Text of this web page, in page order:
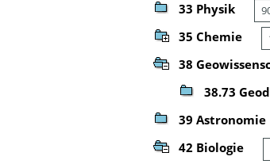
33 Physik
35 Chemie
38
38.73
39 Astronomie
42 Biologie